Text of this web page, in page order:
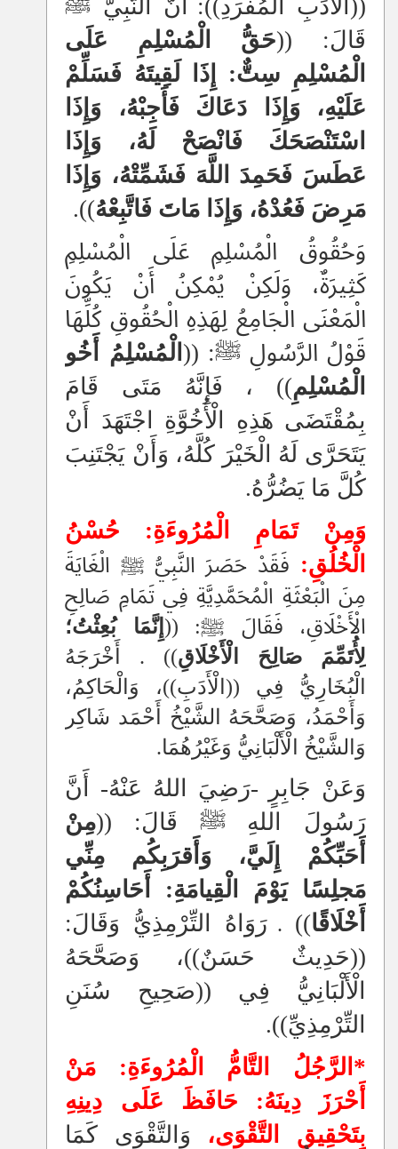
((الْأَدَبِ الْمُفْرَدِ)):
أَنَّ النَّبِيَّ ﷺ
قَالَ: ((حَقُّ الْمُسْلِمِ عَلَى
الْمُسْلِمِ سِتٌّ: إِذَا لَقِيتَهُ فَسَلِّمْ
عَلَيْهِ، وَإِذَا دَعَاكَ فَأَجِبْهُ، وَإِذَا
اسْتَنْصَحَكَ فَانْصَحْ لَهُ، وَإِذَا
عَطَسَ فَحَمِدَ اللَّهَ فَشَمِّتْهُ، وَإِذَا
مَرِضَ فَعُدْهُ، وَإِذَا مَاتَ فَاتَّبِعْهُ)).
وَحُقُوقُ الْمُسْلِمِ عَلَى الْمُسْلِمِ
كَثِيرَةٌ، وَلَكِنْ يُمْكِنُ أَنْ يَكُونَ
الْمَعْنَى الْجَامِعُ لِهَذِهِ الْحُقُوقِ كُلِّهَا
قَوْلُ الرَّسُولِ ﷺ: (( الْمُسْلِمُ أَخُو
الْمُسْلِمِ))
، فَإِنَّهُ مَتَى قَامَ
بِمُقْتَضَى هَذِهِ الْأُخُوَّةِ اجْتَهَدَ أَنْ
يَتَحَرَّى لَهُ الْخَيْرَ كُلَّهُ، وَأَنْ يَجْتَنِبَ
كُلَّ مَا يَضُرُّهُ.
وَمِنْ تَمَامِ الْمُرُوءَةِ: حُسْنُ
الْخُلُقِ: فَقَدْ حَصَرَ النَّبِيُّ ﷺ الْغَايَةَ
مِنَ الْبَعْثَةِ الْمُحَمَّدِيَّةِ فِي تَمَامِ صَالِحِ
الْأَخْلَاقِ، فَقَالَ ﷺ: ((إِنَّمَا بُعِثْتُ؛
لِأُتَمِّمَ صَالِحَ الْأَخْلَاقِ))
. أَخْرَجَهُ
الْبُخَارِيُّ فِي ((الْأَدَبِ))، وَالْحَاكِمُ،
وَأَحْمَدُ، وَصَحَّحَهُ الشَّيْخُ أَحْمَد شَاكِر
وَالشَّيْخُ الْأَلْبَانِيُّ وَغَيْرُهُمَا.
وَعَنْ جَابِرٍ -رَضِيَ اللهُ عَنْهُ- أَنَّ
رَسُولَ اللهِ ﷺ قَالَ: ((مِنْ
أَحَبِّكُمْ إِلَيَّ، وَأَقرَبِكُم مِنِّي
مَجلِسًا يَوْمَ الْقِيامَةِ: أَحَاسِنُكُمْ
أَخْلَاقًا))
. رَوَاهُ التِّرْمِذِيُّ وَقَالَ:
((حَدِيثٌ حَسَنٌ))، وَصَحَّحَهُ
الْأَلْبَانِيُّ فِي ((صَحِيحِ سُنَنِ
التِّرْمِذِيِّ)).
*الرَّجُلُ التَّامُّ الْمُرُوءَةِ: مَنْ
أَحْرَزَ دِينَهُ: حَافَظَ عَلَى دِينِهِ
بِتَحْقِيقِ التَّقْوَى، وَ التَّقْوَى كَمَا